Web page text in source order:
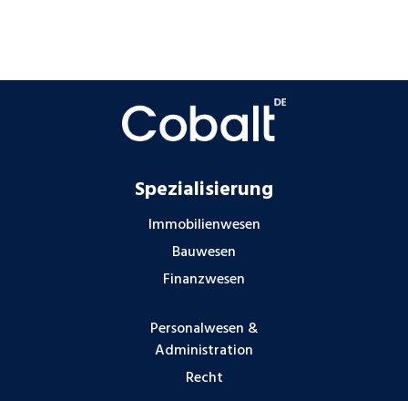
Spezialisierung
Immobilienwesen
Bauwesen
Finanzwesen
Personalwesen &
Administration
Recht